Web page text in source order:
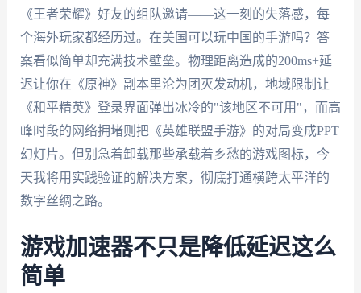
《王者荣耀》好友的组队邀请——这一刻的失落感，每
个海外玩家都经历过。在美国可以玩中国的手游吗？答
案看似简单却充满技术壁垒。物理距离造成的200ms+延
迟让你在《原神》副本里沦为团灭发动机，地域限制让
《和平精英》登录界面弹出冰冷的"该地区不可用"，而高
峰时段的网络拥堵则把《英雄联盟手游》的对局变成PPT
幻灯片。但别急着卸载那些承载着乡愁的游戏图标，今
天我将用实践验证的解决方案，彻底打通横跨太平洋的
数字丝绸之路。
游戏加速器不只是降低延迟这么
简单